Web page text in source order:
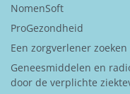
NomenSoft
ProGezondheid
Een zorgverlener zoeken
Geneesmiddelen en
door de verplichte